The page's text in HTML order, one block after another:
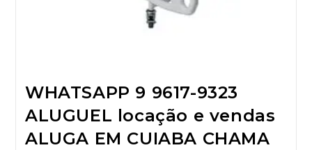
WHATSAPP 9 9617-9323
ALUGUEL locação e vendas
ALUGA EM CUIABA CHAMA